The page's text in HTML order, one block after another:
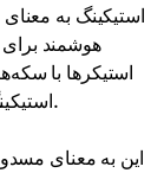
هوشمند
استیکرها با
DeFi استیکینگ، باید جنبه‌های اصلی این فرآیند را بدانید.